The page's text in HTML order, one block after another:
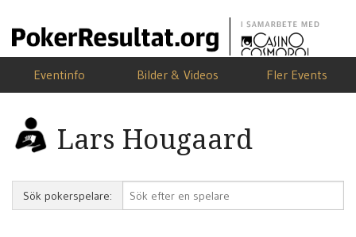
Eventinfo Bilder & Videos Fler Events
Lars Hougaard
Sök pokerspelare: